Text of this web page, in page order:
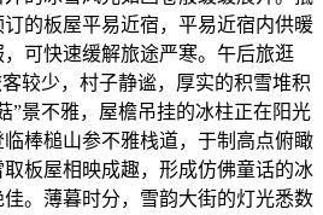
的板屋平易近宿，平易近宿内供暖
可快速缓解旅途严寒。午后旅逛
较少，村子静谧，厚实的积雪堆积
”景不雅，屋檐吊挂的冰柱正在阳光
棒槌山参不雅栈道，于制高点俯瞰
板屋相映成趣，形成仿佛童话的冰
。薄暮时分，雪韵大街的灯光悉数